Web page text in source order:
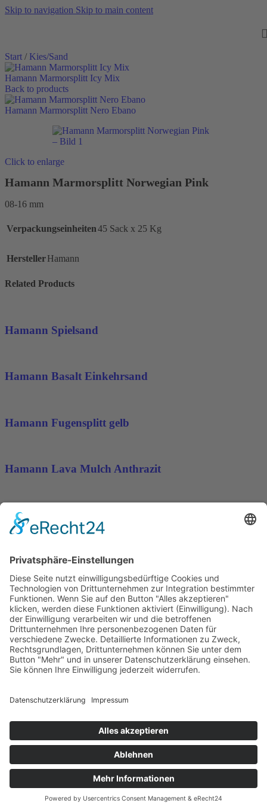
Skip to navigation Skip to main content
Start / Kies/Sand
Hamann Marmorsplitt Icy Mix
Back to products
Hamann Marmorsplitt Nero Ebano
Click to enlarge
Hamann Marmorsplitt Norwegian Pink
08-16 mm
Verpackungseinheiten45 Sack x 25 Kg
HerstellerHamann
Related Products
Hamann Spielsand
Hamann Basalt Einkehrsand
Hamann Fugensplitt gelb
Hamann Lava Mulch Anthrazit
Hamann Marmorkies Giallo Mori
Hamann Marmorsplitt Carrara
Impressum
Datenschutzerklärung
AGB
© Erden-Lensing 2024 |Wittstockdesign
Search
Startseite
Produkte
Rinden
Dünger
Wintergüter
Rohstoffe
Kontakt & Anfragen